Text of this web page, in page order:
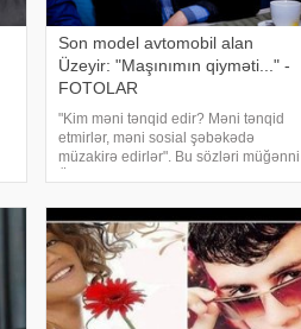
Son model avtomobil alan
Üzeyir: "Maşınımın qiyməti..." -
FOTOLAR
"Kim məni tənqid edir? Məni tənqid
etmirlər, məni sosial şəbəkədə
müzakirə edirlər". Bu sözləri müğənni
önə